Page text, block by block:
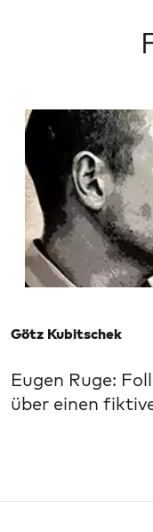
Götz Kubitschek
Eugen Ruge:
über einen